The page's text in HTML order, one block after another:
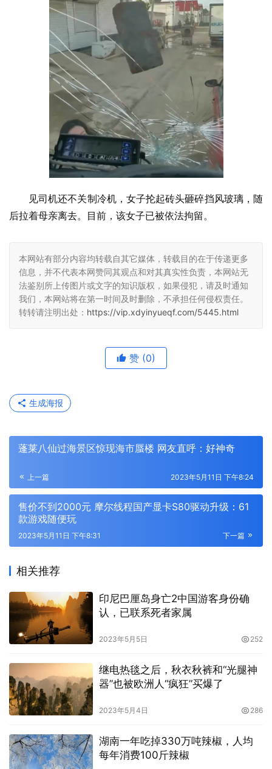
见司机还不关制冷机，女子抡起砖头砸碎挡风玻璃，随
后拉着母亲离去。目前，该女子已被依法拘留。
本网站有部分内容均转载自其它媒体，转载目的在于传递更多
信息，并不代表本网赞同其观点和对其真实性负责，本网站无
法鉴别所上传图片或文字的知识版权，如果侵犯，请及时通知
我们，本网站将在第一时间及时删除，不承担任何侵权责任。
转转请注明出处： https://vip.xdyinyueqf.com/5445.html
赞 (0)
生成海报
蓬莱八仙过海景区惊现海市蜃楼 网友直呼：好神奇
上一篇 2023年5月11日 下午8:24
售价不到2000元 摩尔线程国产显卡S80驱动升级：61
款游戏随便玩
下一篇
2023年5月11日 下午8:31
相关推荐
印尼巴厘岛身亡2中国游客身份确
认，已联系死者家属
2023年5月5日 252
继电热毯之后，秋衣秋裤和“光腿神
器”也被欧洲人“疯狂”买爆了
2023年5月4日 286
湖南一年吃掉330万吨辣椒，人均
每年消费100斤辣椒